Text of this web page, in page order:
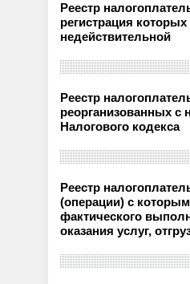
Реестр
регистрация
недействительной
Реестр
реорганизованных с
Налогового кодекса
Реестр
(операции) с
фактического
оказания услуг,